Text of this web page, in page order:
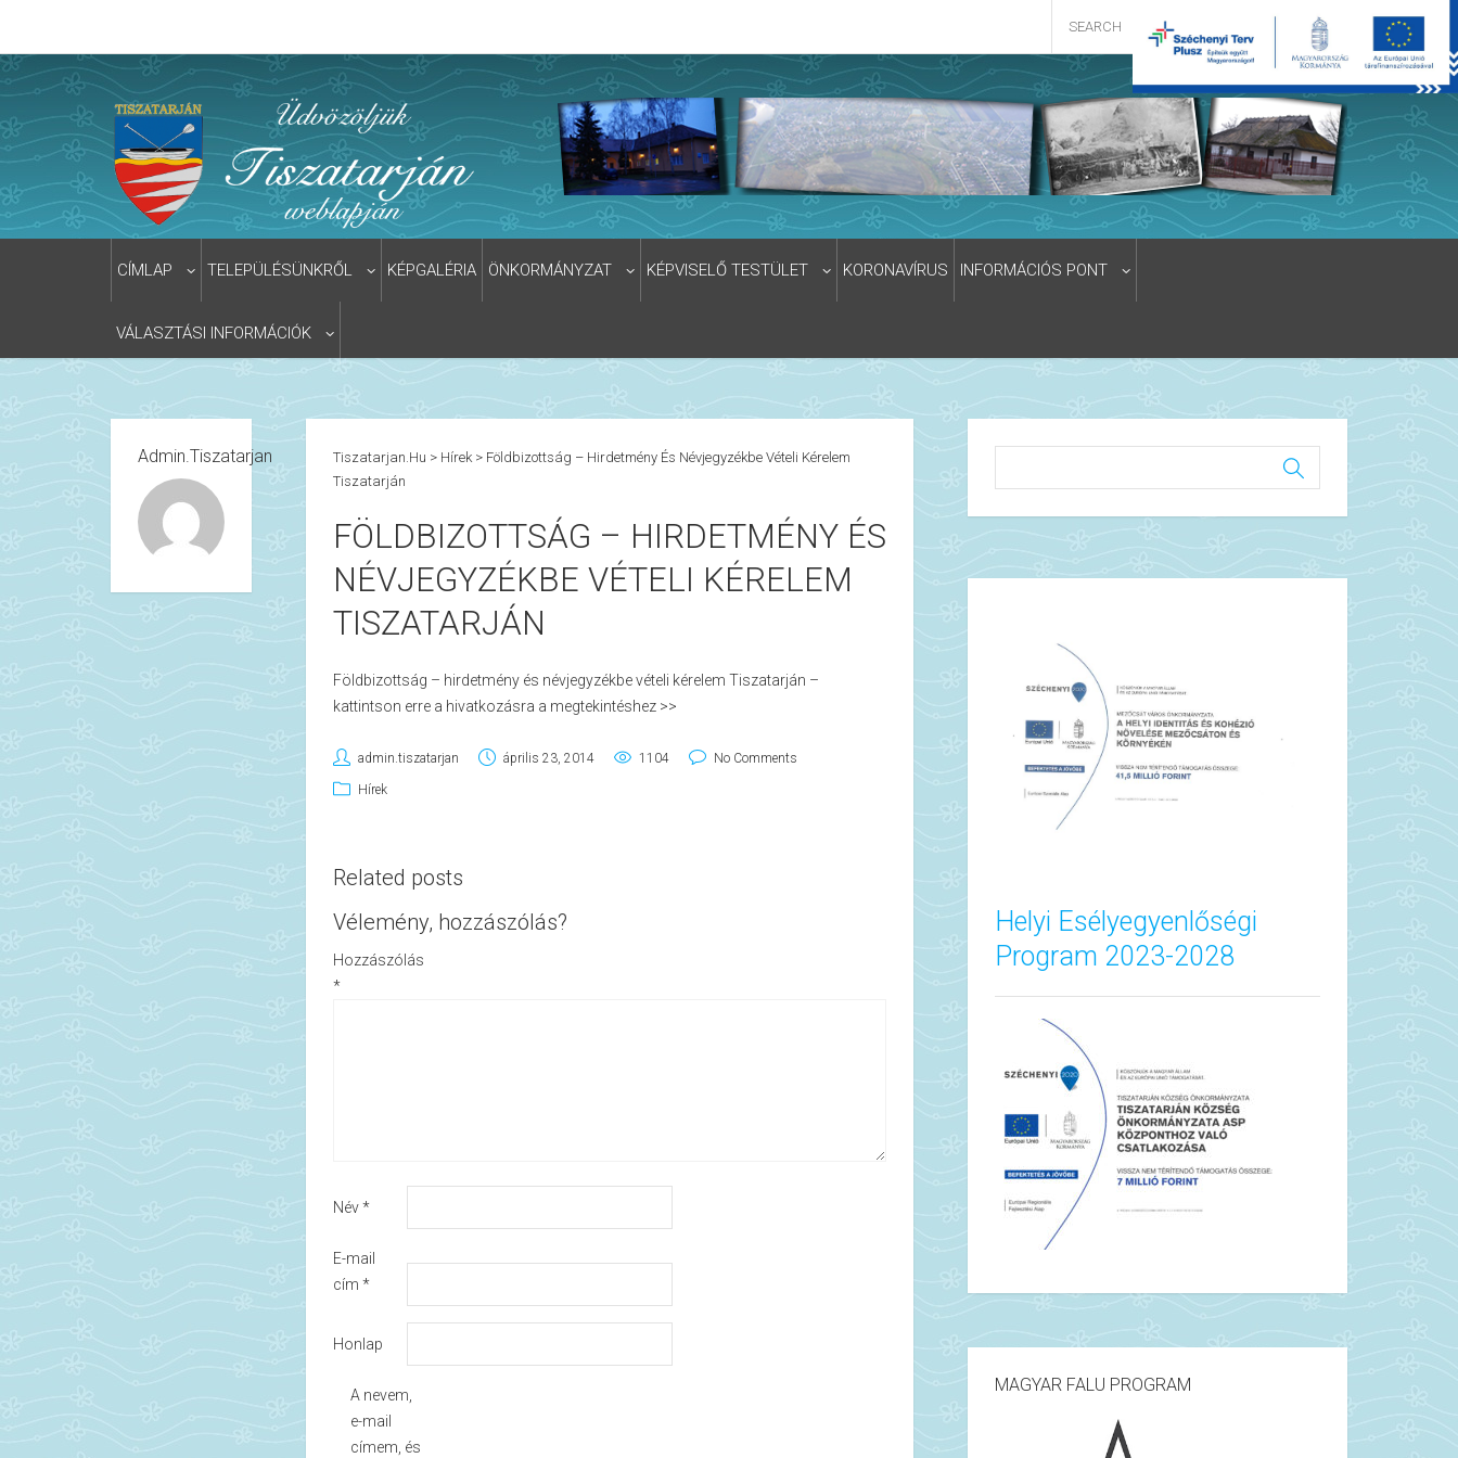
CÍMLAP TELEPÜLÉSÜNKRŐL KÉPGALÉRIA ÖNKORMÁNYZAT KÉPVISELŐ TESTÜLET KORONAVÍRUS INFORMÁCIÓS PONT
VÁLASZTÁSI INFORMÁCIÓK
Admin.tiszatarjan Tiszatarjan.hu > Hírek> Földbizottság – Hirdetmény És Névjegyzékbe Vételi Kérelem
Tiszatarján
FÖLDBIZOTTSÁG – HIRDETMÉNY ÉS
NÉVJEGYZÉKBE VÉTELI KÉRELEM
TISZATARJÁN
Földbizottság – hirdetmény és névjegyzékbe vételi kérelem Tiszatarján –
kattintson erre a hivatkozásra a megtekintéshez >>
admin.tiszatarjan április 23, 2014 1104 No Comments
Hírek
Related posts
Vélemény, hozzászólás?
Hozzászólás
*
Név*
E-mail
cím *
Honlap
A nevem,
e-mail
címem, és
Helyi Esélyegyenlőségi
Program 2023-2028
MAGYAR FALU PROGRAM